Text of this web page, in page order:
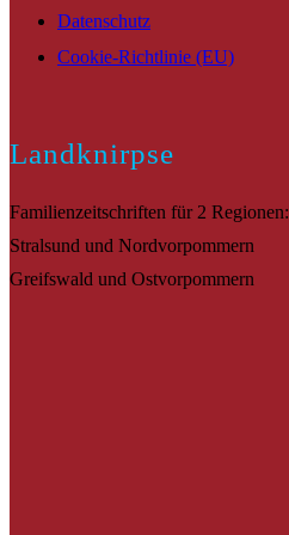
Datenschutz
Cookie-Richtlinie (EU)
Landknirpse
Familienzeitschriften für 2 Regionen:
Stralsund und Nordvorpommern
Greifswald und Ostvorpommern